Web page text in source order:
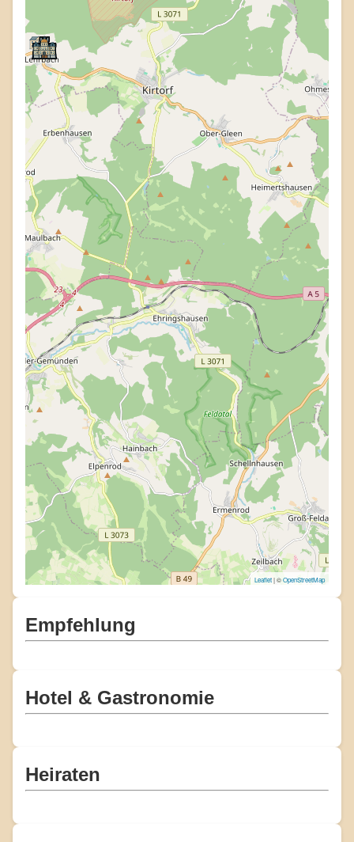
Leaflet| ©OpenStreetMap
Empfehlung
Hotel & Gastronomie
Heiraten